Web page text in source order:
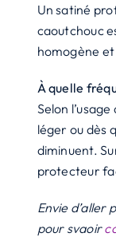
Un satiné
caoutchouc
homogène
À quelle
Selon
léger ou dès
diminuent.
protecteur
Envie d’aller
pour svaoir